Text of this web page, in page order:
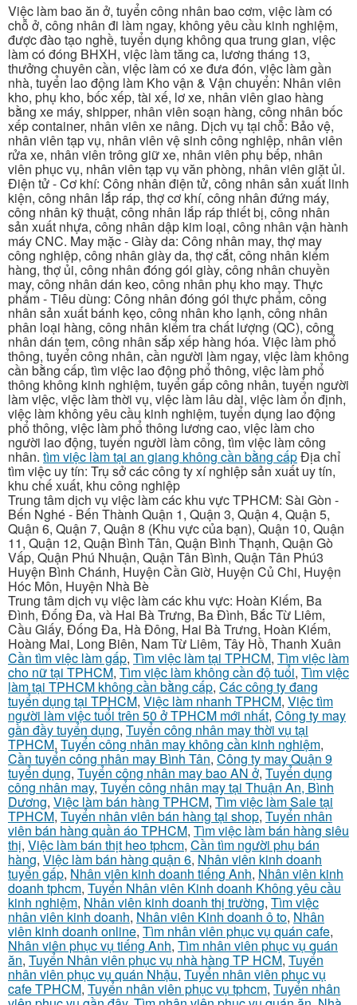
Việc làm bao ăn ở, tuyển công nhân bao cơm, việc làm có
chỗ ở, công nhân đi làm ngay, không yêu cầu kinh nghiệm,
được đào tạo nghề, tuyển dụng không qua trung gian, việc
làm có đóng BHXH, việc làm tăng ca, lương tháng 13,
thưởng chuyên cần, việc làm có xe đưa đón, việc làm gần
nhà, tuyển lao động làm Kho vận & Vận chuyển: Nhân viên
kho, phụ kho, bốc xếp, tài xế, lơ xe, nhân viên giao hàng
bằng xe máy, shipper, nhân viên soạn hàng, công nhân bốc
xếp container, nhân viên xe nâng. Dịch vụ tại chỗ: Bảo vệ,
nhân viên tạp vụ, nhân viên vệ sinh công nghiệp, nhân viên
rửa xe, nhân viên trông giữ xe, nhân viên phụ bếp, nhân
viên phục vụ, nhân viên tạp vụ văn phòng, nhân viên giặt ủi.
Điện tử - Cơ khí: Công nhân điện tử, công nhân sản xuất linh
kiện, công nhân lắp ráp, thợ cơ khí, công nhân đứng máy,
công nhân kỹ thuật, công nhân lắp ráp thiết bị, công nhân
sản xuất nhựa, công nhân dập kim loại, công nhân vận hành
máy CNC. May mặc - Giày da: Công nhân may, thợ may
công nghiệp, công nhân giày da, thợ cắt, công nhân kiểm
hàng, thợ ủi, công nhân đóng gói giày, công nhân chuyền
may, công nhân dán keo, công nhân phụ kho may. Thực
phẩm - Tiêu dùng: Công nhân đóng gói thực phẩm, công
nhân sản xuất bánh kẹo, công nhân kho lạnh, công nhân
phân loại hàng, công nhân kiểm tra chất lượng (QC), công
nhân dán tem, công nhân sắp xếp hàng hóa. Việc làm phổ
thông, tuyển công nhân, cần người làm ngay, việc làm không
cần bằng cấp, tìm việc lao động phổ thông, việc làm phổ
thông không kinh nghiệm, tuyển gấp công nhân, tuyển người
làm việc, việc làm thời vụ, việc làm lâu dài, việc làm ổn định,
việc làm không yêu cầu kinh nghiệm, tuyển dụng lao động
phổ thông, việc làm phổ thông lương cao, việc làm cho
người lao động, tuyển người làm công, tìm việc làm công
nhân. tìm việc làm tại an giang không cần bằng cấpĐịa chỉ
tìm việc uy tín: Trụ sở các công ty xí nghiệp sản xuất uy tín,
khu chế xuất, khu công nghiệp
Trung tâm dịch vụ việc làm các khu vực TPHCM: Sài Gòn -
Bến Nghé - Bến Thành Quận 1, Quận 3, Quận 4, Quận 5,
Quận 6, Quận 7, Quận 8 (Khu vực của bạn), Quận 10, Quận
11, Quận 12, Quận Bình Tân, Quận Bình Thạnh, Quận Gò
Vấp, Quận Phú Nhuận, Quận Tân Bình, Quận Tân Phú3
Huyện Bình Chánh, Huyện Cần Giờ, Huyện Củ Chi, Huyện
Hóc Môn, Huyện Nhà Bè
Trung tâm dịch vụ việc làm các khu vực: Hoàn Kiếm, Ba
Đình, Đống Đa, và Hai Bà Trưng, Ba Đình, Bắc Từ Liêm,
Cầu Giấy, Đống Đa, Hà Đông, Hai Bà Trưng, Hoàn Kiếm,
Hoàng Mai, Long Biên, Nam Từ Liêm, Tây Hồ, Thanh Xuân
Cần tìm việc làm gấp, Tìm việc làm tại TPHCM, Tìm việc làm
cho nữ tại TPHCM, Tìm việc làm không cần độ tuổi, Tìm việc
làm tại TPHCM không cần bằng cấp, Các công ty đang
tuyển dụng tại TPHCM, Việc làm nhanh TPHCM, Việc tìm
người làm việc tuổi trên 50 ở TPHCM mới nhất, Công ty may
gần đầy tuyển dụng, Tuyển công nhân may thời vụ tại
TPHCM, Tuyển công nhân may không cần kinh nghiệm,
Cần tuyển công nhân may Bình Tân, Công ty may Quận 9
tuyển dụng, Tuyển công nhân may bao AN ở, Tuyển dụng
công nhân may, Tuyển công nhân may tại Thuận An, Bình
Dương, Việc làm bán hàng TPHCM, Tìm việc làm Sale tại
TPHCM, Tuyển nhân viên bán hàng tại shop, Tuyển nhân
viên bán hàng quần áo TPHCM, Tìm việc làm bán hàng siêu
thị, Việc làm bán thịt heo tphcm, Cần tìm người phụ bán
hàng, Việc làm bán hàng quận 6, Nhân viên kinh doanh
tuyển gấp, Nhân viên kinh doanh tiếng Anh, Nhân viên kinh
doanh tphcm, Tuyển Nhân viên Kinh doanh Không yêu cầu
kinh nghiệm, Nhân viên kinh doanh thị trường, Tìm việc
nhân viên kinh doanh, Nhân viên Kinh doanh ô to, Nhân
viên kinh doanh online, Tìm nhân viên phục vụ quán cafe,
Nhân viên phục vụ tiếng Anh, Tìm nhân viên phục vụ quán
ăn, Tuyển Nhân viên phục vụ nhà hàng TP HCM, Tuyển
nhân viên phục vụ quán Nhậu, Tuyển nhân viên phục vụ
cafe TPHCM, Tuyển nhân viên phục vụ tphcm, Tuyển nhân